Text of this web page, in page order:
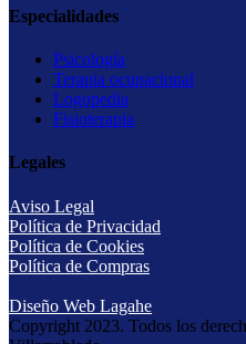
Especialidades
Psicología
Terapia ocupacional
Logopedia
Fisioterapia
Legales
Aviso Legal
Política de Privacidad
Política de Cookies
Política de Compras
Diseño Web Lagahe
Copyright 2023. Todos los